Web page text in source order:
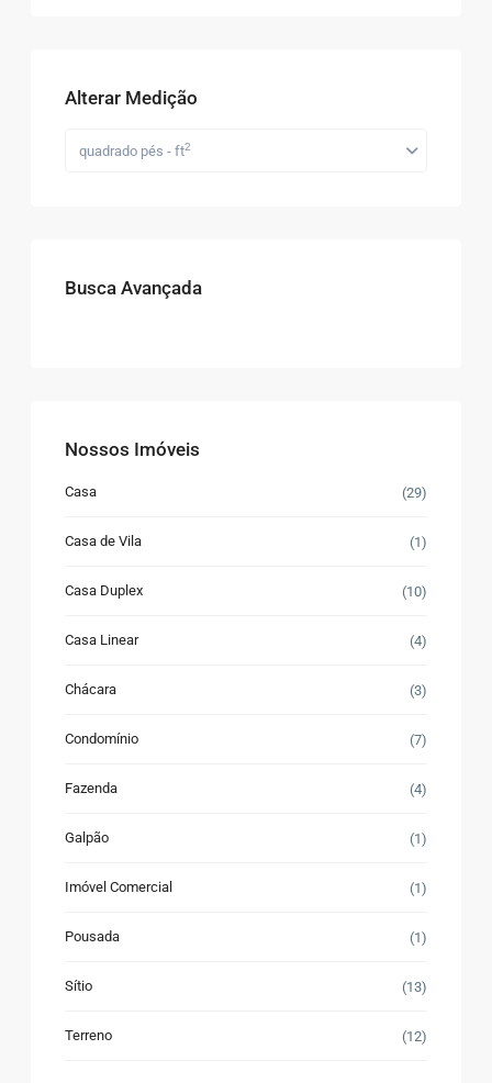
Alterar Medição
quadrado pés - ft2
Busca Avançada
Nossos Imóveis
Casa (29)
Casa de Vila (1)
Casa Duplex (10)
Casa Linear (4)
Chácara (3)
Condomínio (7)
Fazenda (4)
Galpão (1)
Imóvel Comercial (1)
Pousada (1)
Sítio (13)
Terreno (12)